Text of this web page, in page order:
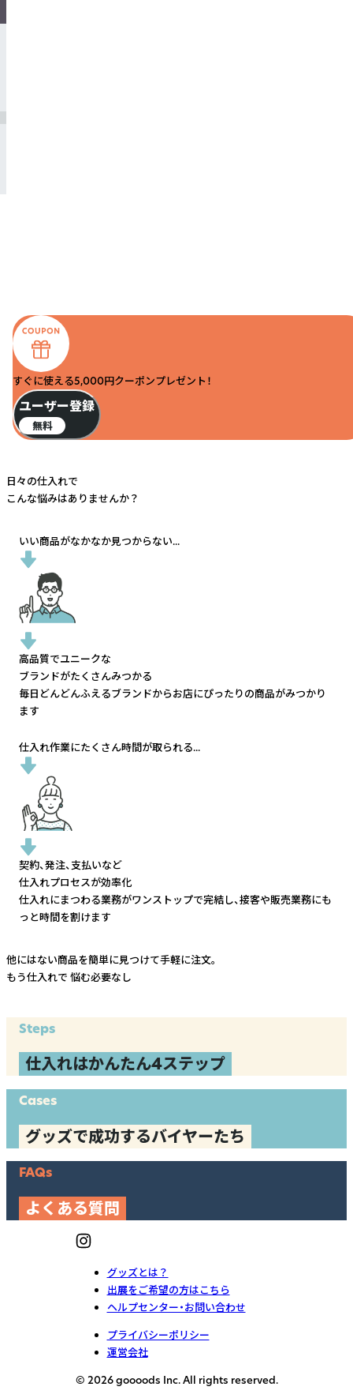
すぐに使える5,000円クーポンプレゼント！
ユーザー登録
無料
日々の仕入れで
こんな悩みはありませんか？
いい商品がなかなか見つからない...
高品質でユニークな
ブランドがたくさんみつかる
毎日どんどんふえるブランドからお店にぴったりの商品がみつかり
ます
仕入れ作業にたくさん時間が取られる...
契約、発注、支払いなど
仕入れプロセスが効率化
仕入れにまつわる業務がワンストップで完結し、接客や販売業務にも
っと時間を割けます
他にはない商品を簡単に見つけて手軽に注文。
もう仕入れで 悩む必要なし
Steps
仕入れはかんたん4ステップ
Cases
グッズで成功するバイヤーたち
FAQs
よくある質問
グッズとは？
出展をご希望の方はこちら
ヘルプセンター・お問い合わせ
プライバシーポリシー
運営会社
© 2026 goooods Inc. All rights reserved.